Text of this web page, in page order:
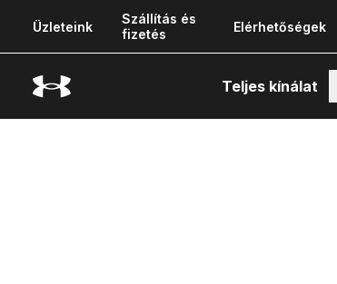
Üzleteink
Szállítás és
fizetés
Elérhetőségek
Teljes kínálat